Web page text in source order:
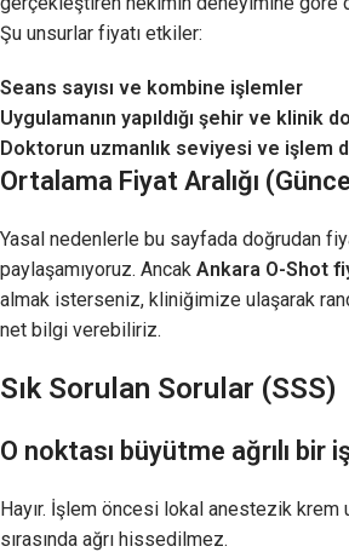
Şu unsurlar fiyatı etkiler:
Seans sayısı ve kombine işlemler
Uygulamanın yapıldığı şehir ve klinik
Doktorun uzmanlık seviyesi ve işlem
Ortalama Fiyat Aralığı
Yasal nedenlerle bu sayfada doğrudan
paylaşamıyoruz. Ancak Ankara O-Shot
almak isterseniz, kliniğimize ulaşarak
net bilgi verebiliriz.
Sık Sorulan Sorular (SSS)
O noktası büyütme ağrılı bir
Hayır. İşlem öncesi lokal anestezik krem
sırasında ağrı hissedilmez.